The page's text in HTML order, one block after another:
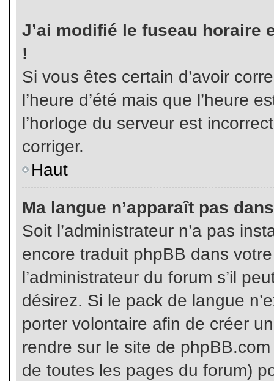
J’ai modifié le fuseau horaire
!
Si vous êtes certain d’avoir
l’heure d’été mais que l’heure
l’horloge du serveur est
corriger.
Haut
Ma langue n’apparaît pas
Soit l’administrateur n’a pas
encore traduit phpBB dans
l’administrateur du forum s’il
désirez. Si le pack de langue
porter volontaire afin de créer
rendre sur le site de
de toutes les pages du forum)